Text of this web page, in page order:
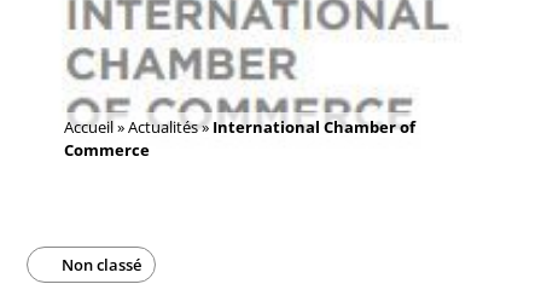
Accueil»Actualités»International Chamber of
Commerce
Non classé